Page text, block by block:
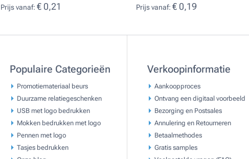
Prijs vanaf: € 0,21 Prijs vanaf: € 0,19
Populaire Categorieën
Promotiemateriaal beurs
Duurzame relatiegeschenken
USB met logo bedrukken
Mokken bedrukken met logo
Pennen met logo
Tasjes bedrukken
Verkoopinformatie
Aankoopproces
Ontvang een digitaal voorbeeld
Bezorging en Postsales
Annulering en Retourneren
Betaalmethodes
Gratis samples